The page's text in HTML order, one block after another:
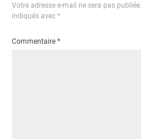
Votre adresse e-mail ne sera pas publiée.
indiqués avec *
Commentaire *